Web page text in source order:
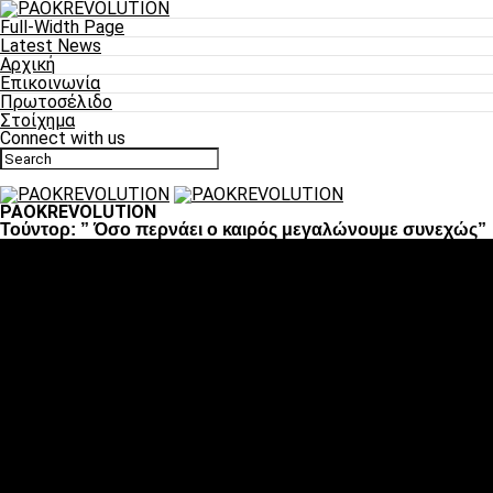
Full-Width Page
Latest News
Αρχική
Επικοινωνία
Πρωτοσέλιδο
Στοίχημα
Connect with us
PAOKREVOLUTION
Τούντορ: ” Όσο περνάει ο καιρός μεγαλώνουμε συνεχώς”